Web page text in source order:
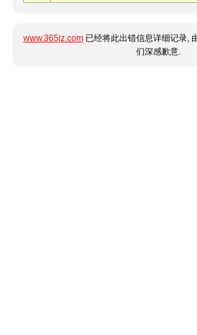
www.365jz.com 已经将此出错信息详细记录,
们深感歉意.